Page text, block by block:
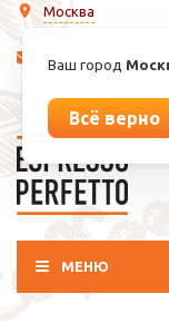
Москва
Ваш город
Всё верно
МЕНЮ